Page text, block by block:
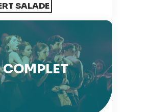
SALADE
COMPLET